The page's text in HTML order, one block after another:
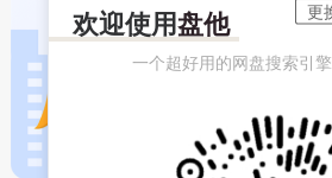
欢迎使用盘他
一个超好用的网盘搜索引擎